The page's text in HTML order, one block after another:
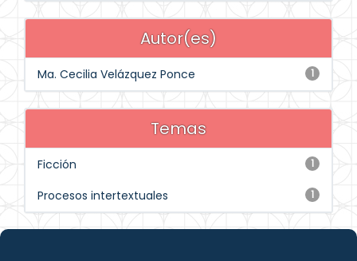
Autor(es)
1
Ma. Cecilia Velázquez Ponce
Temas
1
Ficción
1
Procesos intertextuales